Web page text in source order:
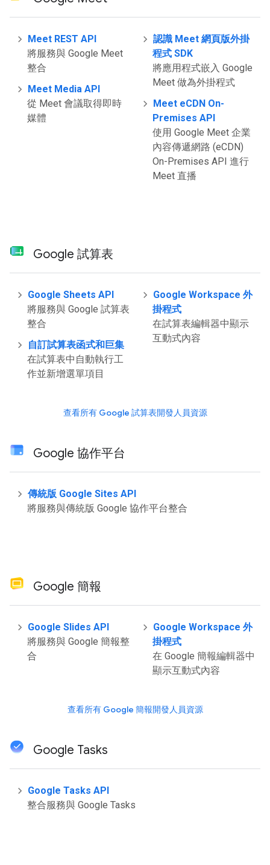
Meet REST API
將服務與 Google Meet
整合
Meet Media API
從 Meet 會議取得即時
媒體
認識 Meet 網頁版外掛
程式 SDK
將應用程式嵌入 Google
Meet 做為外掛程式
Meet eCDN On-
Premises API
使用 Google Meet 企業
內容傳遞網路 (eCDN)
On-Premises API 進行
Meet 直播
Google 試算表
Google Sheets API
將服務與 Google 試算表
整合
自訂試算表函式和巨集
在試算表中自動執行工
作並新增選單項目
Google Workspace 外
掛程式
在試算表編輯器中顯示
互動式內容
查看所有 Google 試算表開發人員資源
Google 協作平台
傳統版 Google Sites API
將服務與傳統版 Google 協作平台整合
Google 簡報
Google Slides API
將服務與 Google 簡報整
合
Google Workspace 外
掛程式
在 Google 簡報編輯器中
顯示互動式內容
查看所有 Google 簡報開發人員資源
Google Tasks
Google Tasks API
整合服務與 Google Tasks